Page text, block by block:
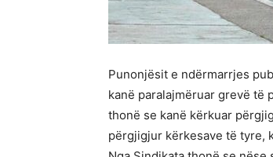
Punonjësit e ndërmarrjes
kanë paralajmëruar grevë të
thonë se kanë kërkuar
përgjigjur kërkesave të tyre,